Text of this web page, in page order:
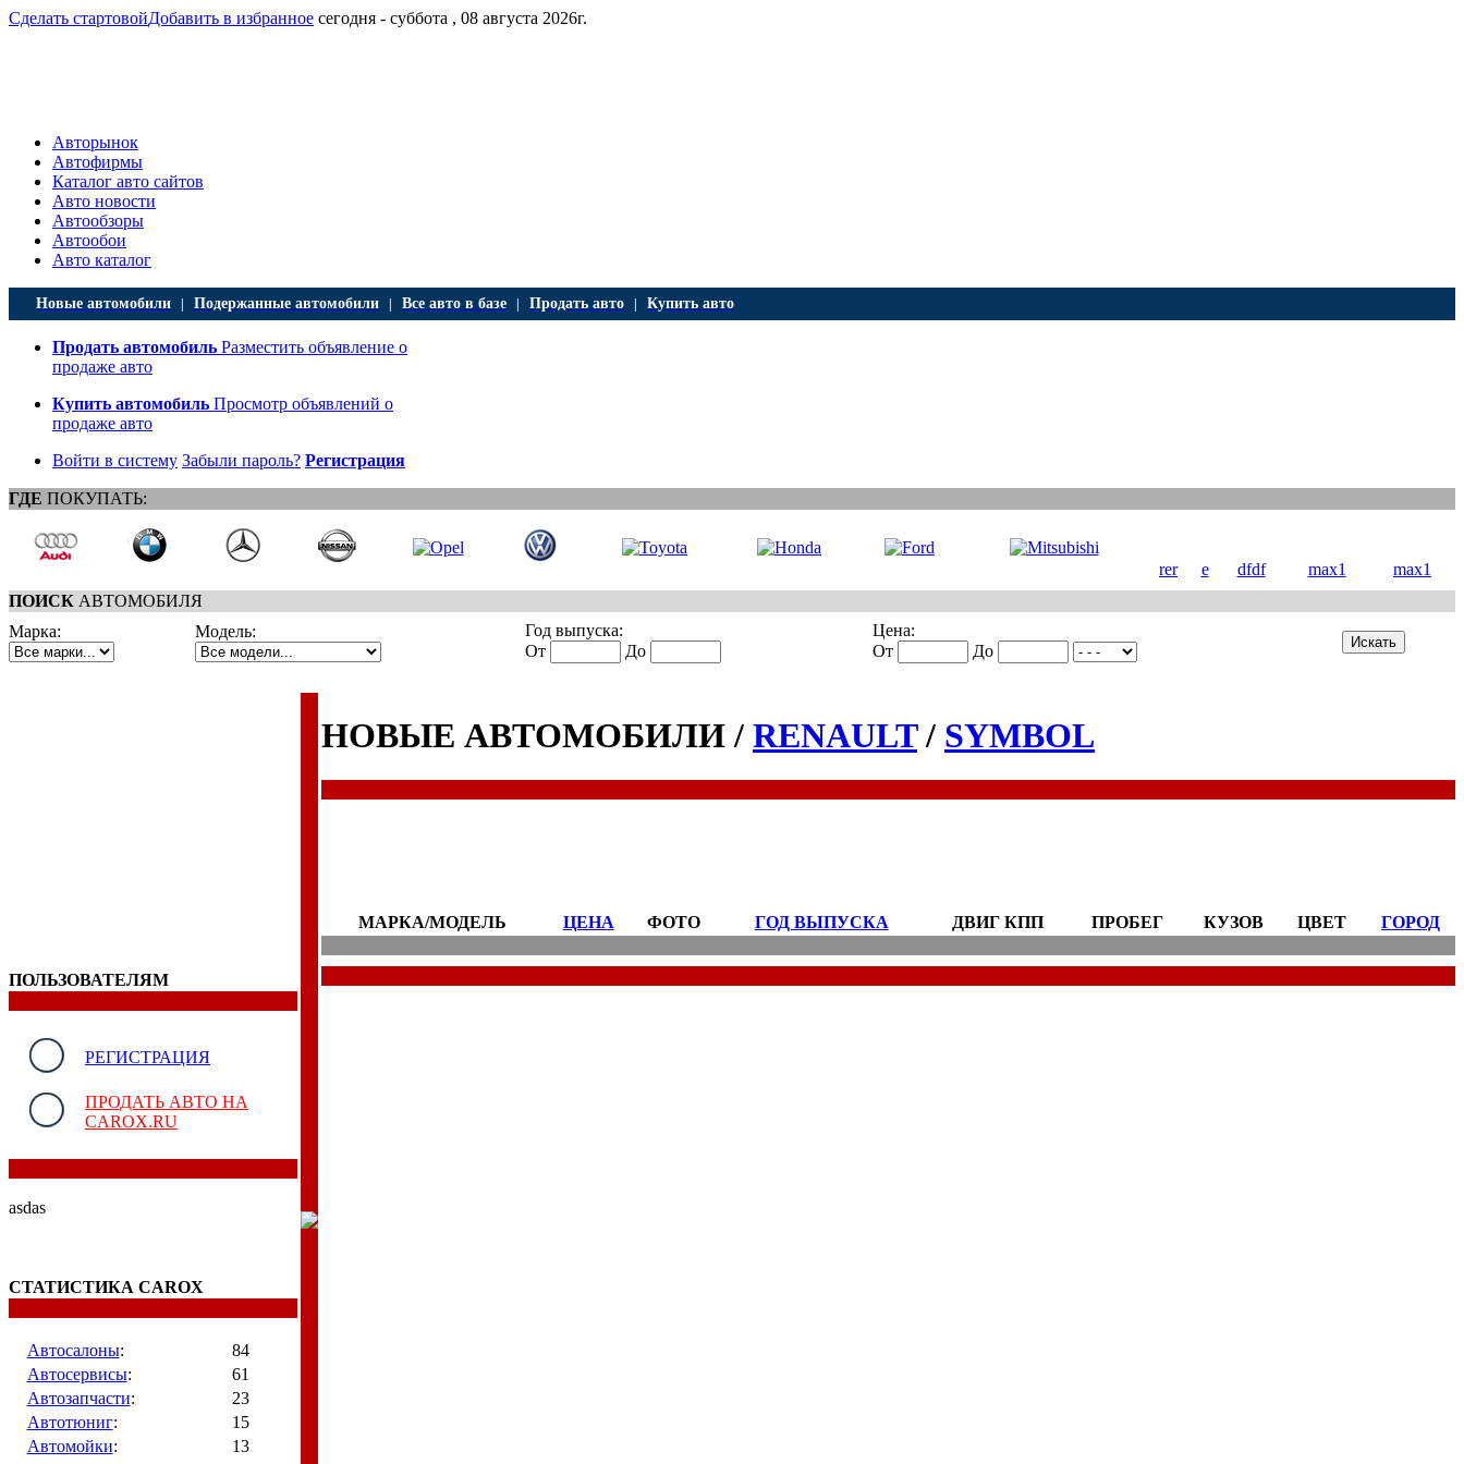
Сделать стартовойДобавить в избранное сегодня - суббота , 08 августа 2026г.
Авторынок
Автофирмы
Каталог авто сайтов
Авто новости
Автообзоры
Автообои
Авто каталог
Новые автомобили Подержанные автомобили Все авто в базе Продать авто Купить авто
Продать автомобиль Разместить объявление о
продаже авто
Купить автомобиль Просмотр объявлений о
продаже авто
Войти в систему Забыли пароль? Регистрация
ГДЕ ПОКУПАТЬ:
rer e dfdf max1
max1
ПОИСК АВТОМОБИЛЯ
Марка:
Модель:
Год выпуска:
От
До
Цена:
От
До
ПОЛЬЗОВАТЕЛЯМ
РЕГИСТРАЦИЯ
ПРОДАТЬ АВТО НА
CAROX.RU
asdas
СТАТИСТИКА CAROX
Автосалоны:
84
Автосервисы:
61
Автозапчасти:
23
Автотюниг:
15
Автомойки:
13
НОВЫЕ АВТОМОБИЛИ / RENAULT/ SYMBOL
МАРКА/МОДЕЛЬ ЦЕНА ФОТО ГОД ВЫПУСКА ДВИГ КПП ПРОБЕГ КУЗОВ ЦВЕТ ГОРОД